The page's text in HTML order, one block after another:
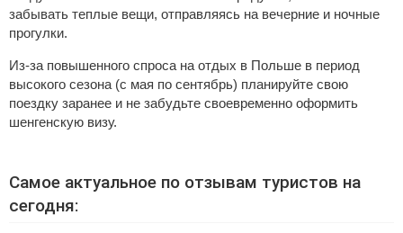
забывать теплые вещи, отправляясь на вечерние и ночные
прогулки.
Из-за повышенного спроса на отдых в Польше в период
высокого сезона (с мая по сентябрь) планируйте свою
поездку заранее и не забудьте своевременно оформить
шенгенскую визу.
Самое актуальное по отзывам туристов на
сегодня: